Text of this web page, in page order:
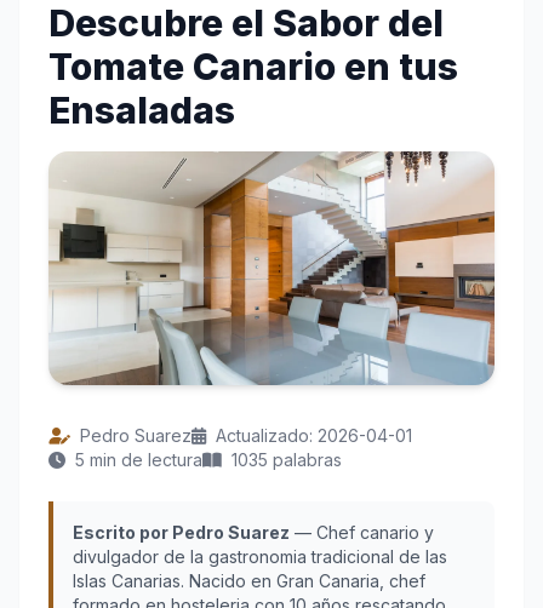
Descubre el Sabor del
Tomate Canario en tus
Ensaladas
Pedro Suarez
Actualizado: 2026-04-01
5 min de lectura
1035 palabras
Escrito por Pedro Suarez — Chef canario y
divulgador de la gastronomia tradicional de las
Islas Canarias. Nacido en Gran Canaria, chef